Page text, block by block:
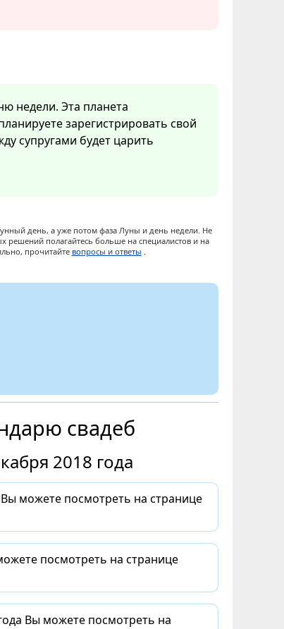
недели. Эта планета
зарегистрировать свой
супругами будет царить
день, а уже потом фаза Луны и день недели. Не
решений полагайтесь больше на специалистов и на
прочитайте вопросы и ответы .
свадеб
2018 года
можете посмотреть на странице
посмотреть на странице
Вы можете посмотреть на